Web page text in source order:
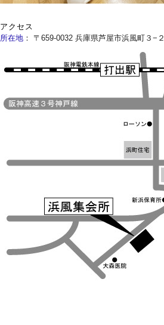
アクセス
所在地 ： 〒659-0032 兵庫県芦屋市浜風町３−２